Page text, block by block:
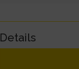
Details